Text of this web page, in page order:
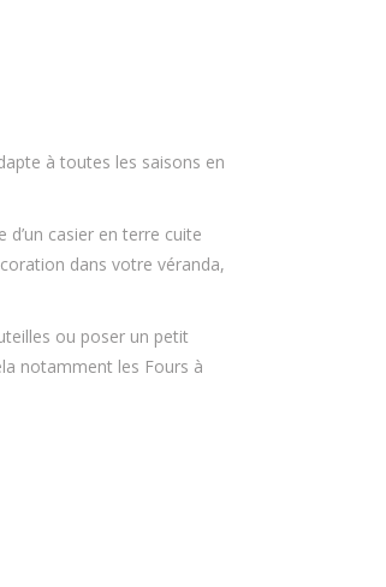
à toutes les saisons en
casier en terre cuite
dans votre véranda,
ou poser un petit
notamment les Fours à